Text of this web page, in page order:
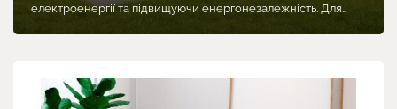
електроенергії та підвищуючи енергонезалежність. Для…